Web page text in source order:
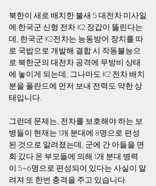
북한이 새로 배치한 불새 5 대전차 미사일
에 한국군 신형 전차 K2 장갑이 뚫린다는
데, 한국군 K2전차는 능동방어 장치를 따
로 국밥으로 개발해 결합 시 작동불능으
로 북한군의 대전차 공격에 무방비 상태
에 놓이게 되는데, 그나마도 K2 전차 배치
분을 폴란드에 먼저 보내 전력도 약한 상
태입니다.
그런데 문제는, 전차를 보호해야 하는 보
병들이 현재는 1개 분대에 8명으로 편성
된 것으로 알려졌는데, 군에 간 아들을 면
회 갔다 온 부모들에 의해 1개 분대 병력
이 5~6명으로 편성되어 있다는 사실이 알
려져 또 한번 충격을 주고 있습니다.